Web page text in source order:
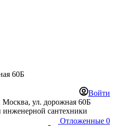
60Б
Войти
Москва, ул. дорожная 60Б
инженерной сантехники
Отложенные 0